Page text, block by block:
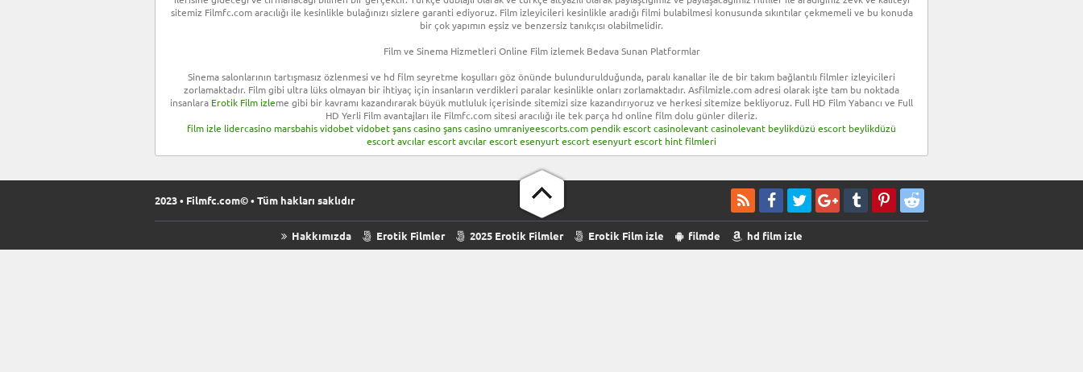
sitemiz Filmfc.com aracılığı ile kesinlikle bulağınızı sizlere garanti ediyoruz. Film izleyicileri kesinlikle aradığı filmi bulabilmesi konusunda sıkıntılar çekmemeli ve bu konuda
bir çok yapımın eşsiz ve benzersiz tanıkçısı olabilmelidir.
Film ve Sinema Hizmetleri Online Film izlemek Bedava Sunan Platformlar
Sinema salonlarının tartışmasız özlenmesi ve hd film seyretme koşulları göz önünde bulundurulduğunda, paralı kanallar ile de bir takım bağlantılı filmler izleyicileri
zorlamaktadır. Film gibi ultra lüks olmayan bir ihtiyaç için insanların verdikleri paralar kesinlikle onları zorlamaktadır. Asfilmizle.com adresi olarak işte tam bu noktada
insanlara Erotik Film izleme gibi bir kavramı kazandırarak büyük mutluluk içerisinde sitemizi size kazandırıyoruz ve herkesi sitemize bekliyoruz. Full HD Film Yabancı ve Full
HD Yerli Film avantajları ile Filmfc.com sitesi aracılığı ile tek parça hd online film dolu günler dileriz.
film izle lidercasino marsbahisvidobetvidobetşans casinoşans casinoumraniyeescorts.com pendik escortcasinolevantcasinolevant beylikdüzü escort beylikdüzü
escortavcılar escortavcılar escortesenyurt escortesenyurt escort hint filmleri
2023 • Filmfc.com© • Tüm hakları saklıdır
Hakkımızda Erotik Filmler 2025 Erotik Filmler Erotik Film izle filmde hd film izle